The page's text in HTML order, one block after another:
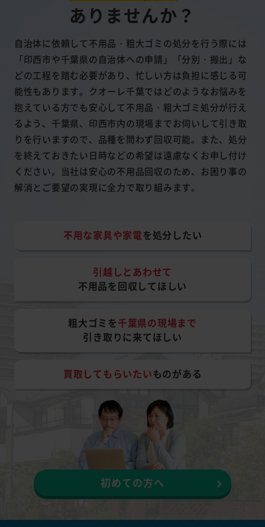
ありませんか？
自治体に依頼して不用品・粗大ゴミの処分を行う際には
「印西市や千葉県の自治体への申請」「分別・搬出」な
どの工程を踏む必要があり、忙しい方は負担に感じる可
能性もあります。クオーレ千葉ではどのようなお悩みを
抱えている方でも安心して不用品・粗大ゴミ処分が行え
るよう、千葉県、印西市内の現場までお伺いして引き取
りを行いますので、品種を問わず回収可能。また、処分
を終えておきたい日時などの希望は遠慮なくお申し付け
ください。当社は安心の不用品回収のため、お困り事の
解消とご要望の実現に全力で取り組みます。
不用な家具や家電を処分したい
引越しとあわせて
不用品を回収してほしい
粗大ゴミを千葉県の現場まで
引き取りに来てほしい
買取してもらいたいものがある
初めての方へ